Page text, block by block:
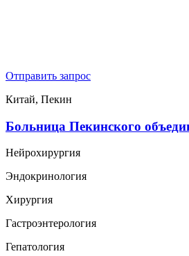
Отправить запрос
Китай, Пекин
Больница Пекинского
Нейрохирургия
Эндокринология
Хирургия
Гастроэнтерология
Гепатология